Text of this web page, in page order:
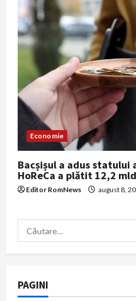
Economie
Bacșișul a adus statului
HoReCa a plătit 12,2
Editor RomNews august 8,
Caută
după:
PAGINI